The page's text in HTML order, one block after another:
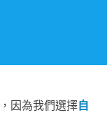
因為我們選擇自